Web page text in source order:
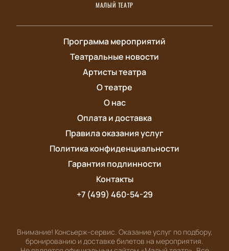
МАЛЫЙ ТЕАТР
Программа мероприятий
Театральные новости
Артисты театра
О театре
О нас
Оплата и доставка
Правила оказания услуг
Политика конфиденциальности
Гарантия подлинности
Контакты
+7 (499) 460-54-29
Внимание! Консьерж-сервис. Оказание услуг по подбору,
бронированию и доставке билетов на мероприятия.